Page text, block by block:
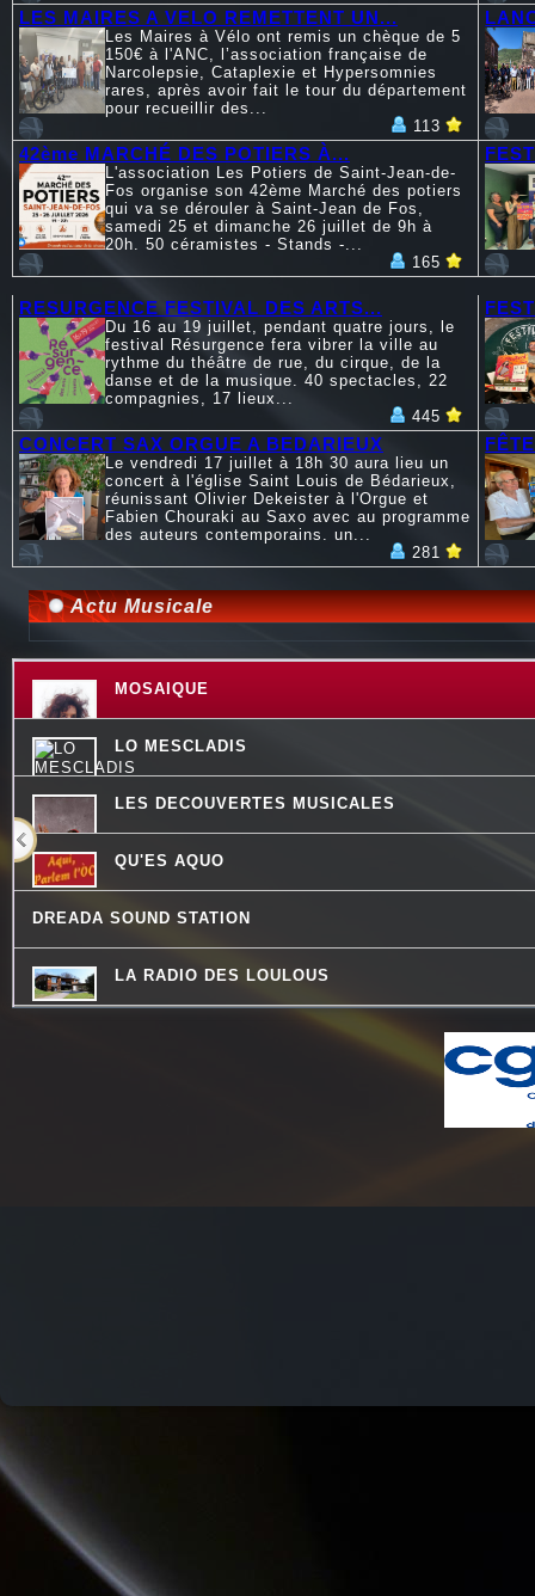
LES MAIRES A VELO REMETTENT UN...
Les Maires à Vélo ont remis un chèque de 5
150€ à l'ANC, l’association française de
Narcolepsie, Cataplexie et Hypersomnies
rares, après avoir fait le tour du département
pour recueillir des...
113
42ème MARCHÉ DES POTIERS À...
L'association Les Potiers de Saint-Jean-de-
Fos organise son 42ème Marché des potiers
qui va se dérouler à Saint-Jean de Fos,
samedi 25 et dimanche 26 juillet de 9h à
20h. 50 céramistes - Stands -...
165
RESURGENCE FESTIVAL DES ARTS...
Du 16 au 19 juillet, pendant quatre jours, le
festival Résurgence fera vibrer la ville au
rythme du théâtre de rue, du cirque, de la
danse et de la musique. 40 spectacles, 22
compagnies, 17 lieux...
445
CONCERT SAX ORGUE A BEDARIEUX
Le vendredi 17 juillet à 18h 30 aura lieu un
concert à l'église Saint Louis de Bédarieux,
réunissant Olivier Dekeister à l'Orgue et
Fabien Chouraki au Saxo avec au programme
des auteurs contemporains. un...
281
Actu Musicale
"MOSAIQUE"le MARDI à
MOSAIQUE
LO MESCLADIS
LES DECOUVERTES MUSICALES
QU'ES AQUO
DREADA SOUND STATION
LA RADIO DES LOULOUS
PASSE TEMPS - LE FIL DU TEMPS QUI PASSE
LA PSY VOUS EN PARLE
COMMUNAUTE DE COMMUNES.COM